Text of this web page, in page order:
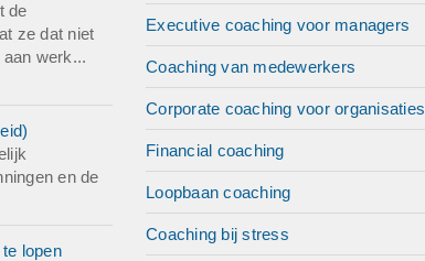
de
ze dat niet
werk...
en de
lopen
Executive coaching voor managers
Coaching van medewerkers
Corporate coaching voor organisaties
Financial coaching
Loopbaan coaching
Coaching bij stress